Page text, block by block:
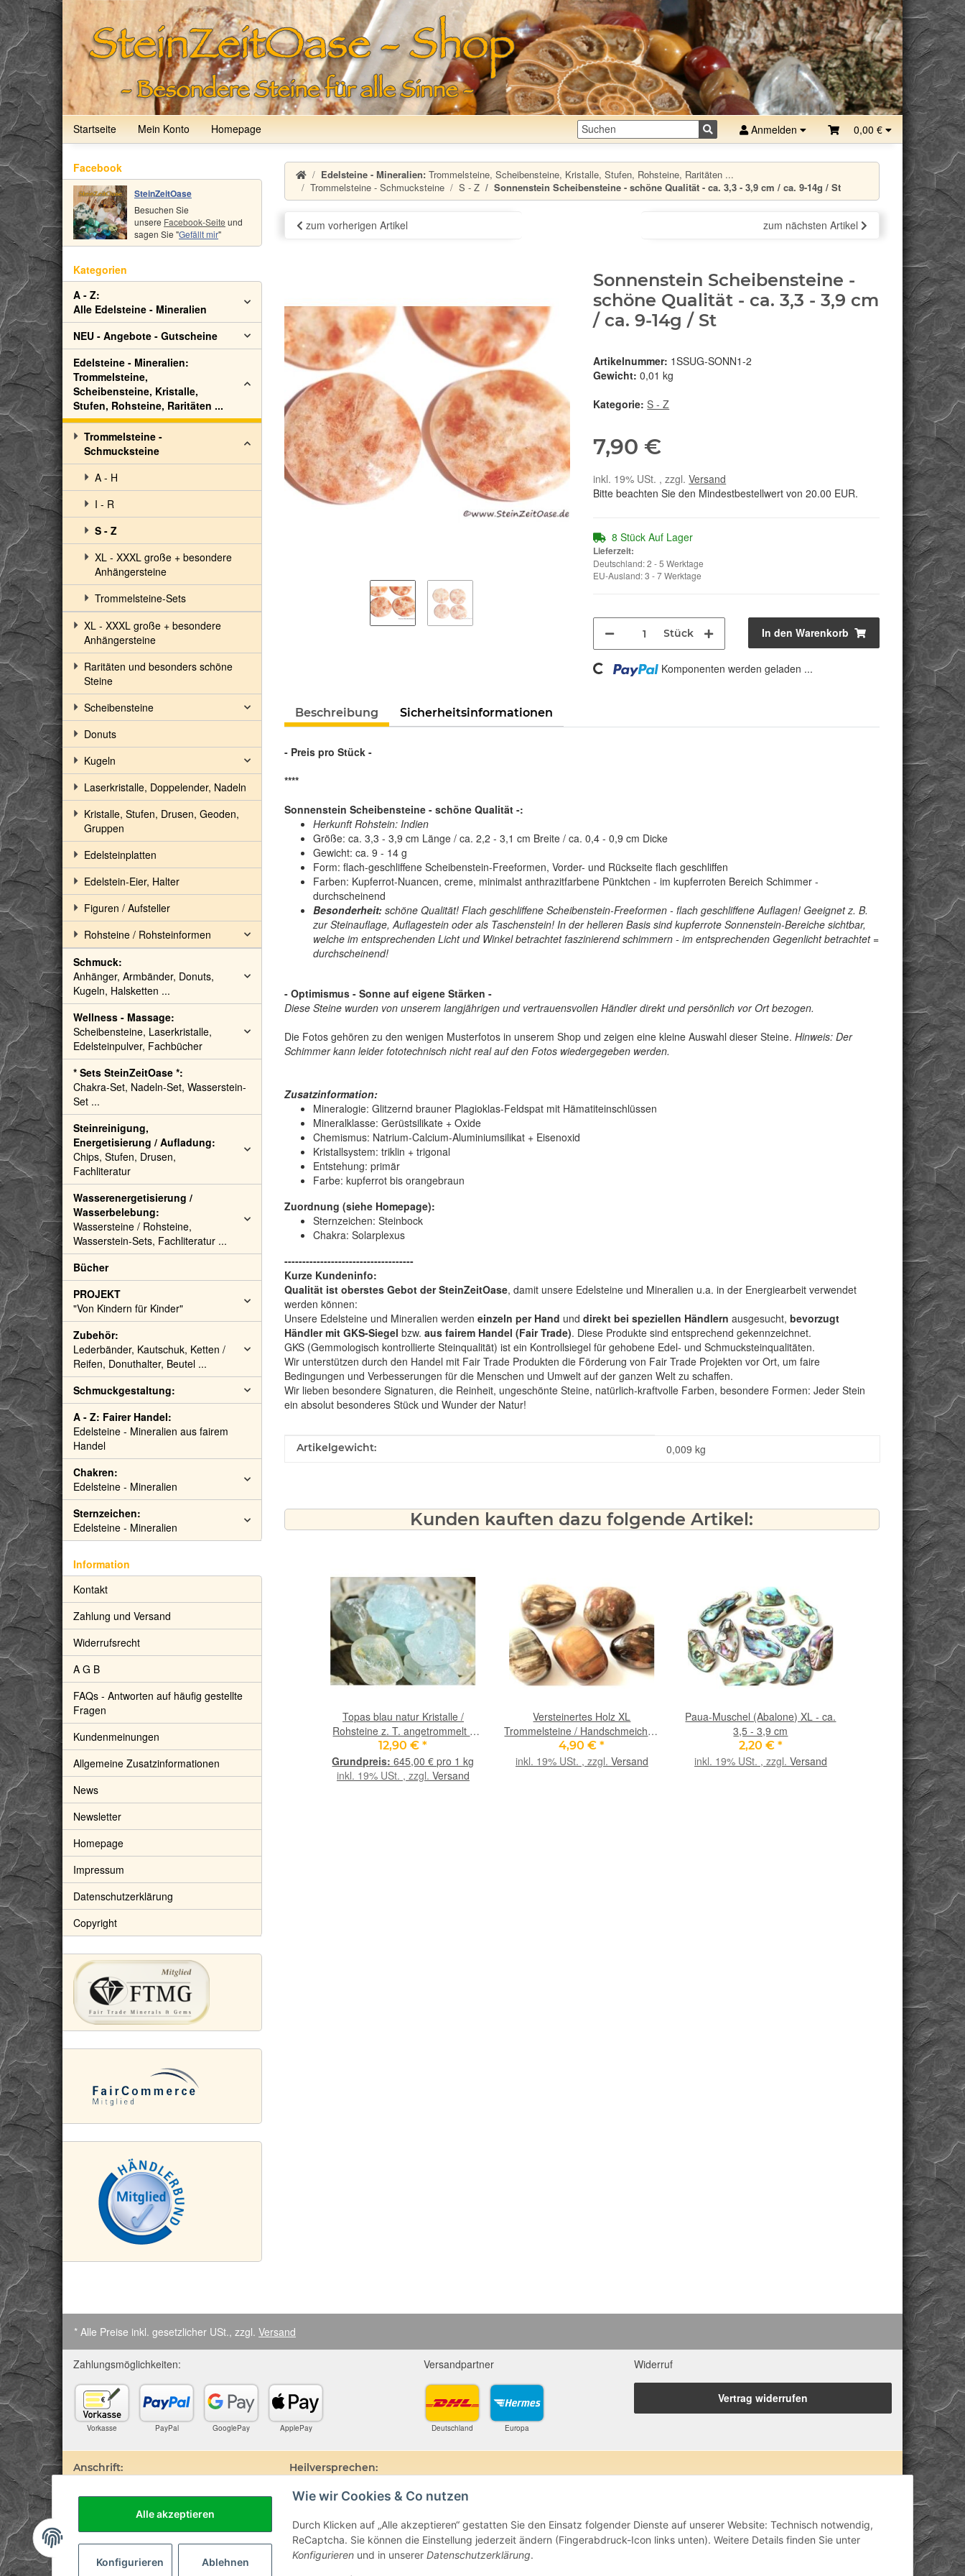
Alle akzeptieren
Konfigurieren Ablehnen
Wie wir Cookies & Co nutzen
Durch Klicken auf „Alle akzeptieren“ gestatten Sie den Einsatz folgender Dienste auf unserer Website: Technisch notwendig,
ReCaptcha. Sie können die Einstellung jederzeit ändern (Fingerabdruck-Icon links unten). Weitere Details finden Sie unter
Konfigurieren und in unserer Datenschutzerklärung.
Startseite Mein Konto Homepage Anmelden 0,00 €
Edelsteine - Mineralien: Trommelsteine, Scheibensteine, Kristalle, Stufen, Rohsteine, Raritäten ...
Trommelsteine - Schmucksteine
S - Z Sonnenstein Scheibensteine - schöne Qualität - ca. 3,3 - 3,9 cm / ca. 9-14g / St
zum vorherigen Artikel zum nächsten Artikel
Sonnenstein Scheibensteine -
schöne Qualität - ca. 3,3 - 3,9 cm
/ ca. 9-14g / St
Artikelnummer: 1SSUG-SONN1-2
Gewicht: 0,01 kg
Kategorie:S - Z
7,90 €
inkl. 19% USt. , zzgl.Versand
Bitte beachten Sie den Mindestbestellwert von 20.00 EUR.
8 Stück Auf Lager
Lieferzeit:
Deutschland: 2 - 5 Werktage
EU-Ausland: 3 - 7 Werktage
Stück In den Warenkorb
Loading... Komponenten werden geladen ...
Beschreibung Sicherheitsinformationen
- Preis pro Stück -
****
Sonnenstein Scheibensteine - schöne Qualität -:
Herkunft Rohstein: Indien
Größe: ca. 3,3 - 3,9 cm Länge / ca. 2,2 - 3,1 cm Breite / ca. 0,4 - 0,9 cm Dicke
Gewicht: ca. 9 - 14 g
Form: flach-geschliffene Scheibenstein-Freeformen, Vorder- und Rückseite flach geschliffen
Farben: Kupferrot-Nuancen, creme, minimalst anthrazitfarbene Pünktchen - im kupferroten Bereich Schimmer -
durchscheinend
Besonderheit:schöne Qualität! Flach geschliffene Scheibenstein-Freeformen - flach geschliffene Auflagen! Geeignet z. B.
zur Steinauflage, Auflagestein oder als Taschenstein! In der helleren Basis sind kupferrote Sonnenstein-Bereiche sichtbar,
welche im entsprechenden Licht und Winkel betrachtet faszinierend schimmern - im entsprechenden Gegenlicht betrachtet =
durchscheinend!
- Optimismus - Sonne auf eigene Stärken -
Diese Steine wurden von unserem langjährigen und vertrauensvollen Händler direkt und persönlich vor Ort bezogen.
Die Fotos gehören zu den wenigen Musterfotos in unserem Shop und zeigen eine kleine Auswahl dieser Steine. Hinweis: Der
Schimmer kann leider fototechnisch nicht real auf den Fotos wiedergegeben werden.
Zusatzinformation:
Mineralogie: Glitzernd brauner Plagioklas-Feldspat mit Hämatiteinschlüssen
Mineralklasse: Gerüstsilikate + Oxide
Chemismus: Natrium-Calcium-Aluminiumsilikat + Eisenoxid
Kristallsystem: triklin + trigonal
Entstehung: primär
Farbe: kupferrot bis orangebraun
Zuordnung (siehe Homepage):
Sternzeichen: Steinbock
Chakra: Solarplexus
------------------------------------
Kurze Kundeninfo:
Qualität ist oberstes Gebot der SteinZeitOase, damit unsere Edelsteine und Mineralien u.a. in der Energiearbeit verwendet
werden können:
Unsere Edelsteine und Mineralien werden einzeln per Hand und direkt bei speziellen Händlern ausgesucht, bevorzugt
Händler mit GKS-Siegel bzw. aus fairem Handel (Fair Trade). Diese Produkte sind entsprechend gekennzeichnet.
GKS (Gemmologisch kontrollierte Steinqualität) ist ein Kontrollsiegel für gehobene Edel- und Schmucksteinqualitäten.
Wir unterstützen durch den Handel mit Fair Trade Produkten die Förderung von Fair Trade Projekten vor Ort, um faire
Bedingungen und Verbesserungen für die Menschen und Umwelt auf der ganzen Welt zu schaffen.
Wir lieben besondere Signaturen, die Reinheit, ungeschönte Steine, natürlich-kraftvolle Farben, besondere Formen: Jeder Stein
ein absolut besonderes Stück und Wunder der Natur!
Produkteigenschaft
Wert
Artikelgewicht: 0,009 kg
Kunden kauften dazu folgende Artikel:
Topas blau natur Kristalle /
Rohsteine z. T. angetrommelt -
Sonderqualität - Rarität - ca. 20 g
12,90 €*
645,00 € pro 1 kg
inkl. 19% USt. , zzgl. Versand
Versteinertes Holz XL
Trommelsteine / Handschmeichler
- Sonderquaität - ca. 3 - 3,5 cm /
ca. 25 - 30 g/St
4,90 €*
inkl. 19% USt. , zzgl. Versand
Paua-Muschel (Abalone) XL - ca.
3,5 - 3,9 cm
2,20 € *
inkl. 19% USt. , zzgl. Versand
Facebook
SteinZeitOase
Besuchen Sie
unsere Facebook-Seite und
sagen Sie "Gefällt mir"
Kategorien
A - Z:
Alle Edelsteine - Mineralien
NEU - Angebote - Gutscheine
Edelsteine - Mineralien:
Trommelsteine,
Scheibensteine, Kristalle,
Stufen, Rohsteine, Raritäten ...
Trommelsteine -
Schmucksteine
A - H
I - R
S - Z
XL - XXXL große + besondere
Anhängersteine
Trommelsteine-Sets
XL - XXXL große + besondere
Anhängersteine
Raritäten und besonders schöne
Steine
Scheibensteine
Donuts
Kugeln
Laserkristalle, Doppelender, Nadeln
Kristalle, Stufen, Drusen, Geoden,
Gruppen
Edelsteinplatten
Edelstein-Eier, Halter
Figuren / Aufsteller
Rohsteine / Rohsteinformen
Schmuck:
Anhänger, Armbänder, Donuts,
Kugeln, Halsketten ...
Wellness - Massage:
Scheibensteine, Laserkristalle,
Edelsteinpulver, Fachbücher
* Sets SteinZeitOase *:
Chakra-Set, Nadeln-Set, Wasserstein-
Set ...
Steinreinigung,
Energetisierung / Aufladung:
Chips, Stufen, Drusen,
Fachliteratur
Wasserenergetisierung /
Wasserbelebung:
Wassersteine / Rohsteine,
Wasserstein-Sets, Fachliteratur ...
Bücher
PROJEKT
"Von Kindern für Kinder"
Zubehör:
Lederbänder, Kautschuk, Ketten /
Reifen, Donuthalter, Beutel ...
Schmuckgestaltung:
A - Z: Fairer Handel:
Edelsteine - Mineralien aus fairem
Handel
Chakren:
Edelsteine - Mineralien
Sternzeichen:
Edelsteine - Mineralien
Information
Kontakt
Zahlung und Versand
Widerrufsrecht
A G B
FAQs - Antworten auf häufig gestellte
Fragen
Kundenmeinungen
Allgemeine Zusatzinformationen
News
Newsletter
Homepage
Impressum
Datenschutzerklärung
Copyright
* Alle Preise inkl. gesetzlicher USt., zzgl. Versand
Zahlungsmöglichkeiten:
Vorkasse PayPal GooglePay ApplePay
Versandpartner
Deutschland Europa
Widerruf
Vertrag widerrufen
Anschrift:
SteinZeitOase
Frau Karin Philippin
D-75391 Gechingen
Heilversprechen:
Edelsteine und Mineralien werden im esoterischen Bereich besondere Kräfte und Eigenschaften zugeordnet. Wir weisen ausdrücklich
Prospekten oder dem Vertragspartner überlassenen Unterlagen bisher weder medizinisch anerkannt oder wissenschaftlich nachweisbar
sind. Die gemachten Angaben beruhen ausschließlich auf Überlieferungen und langjähriger Erfahrung. Unsere Produkte ersetzen nie den
Besuch beim Arzt oder Heilpraktiker und sind auch kein Medikamentenersatz. Auch stellen unsere Angaben im ärztlichen Sinne keine
Diagnose- oder Therapieform dar.